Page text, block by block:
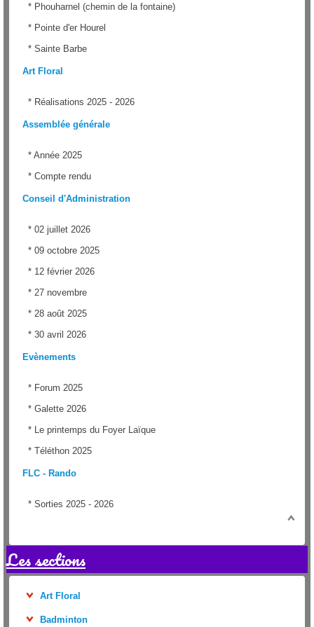
* Phouharnel (chemin de la fontaine)
* Pointe d'er Hourel
* Sainte Barbe
Art Floral
* Réalisations 2025 - 2026
Assemblée générale
* Année 2025
* Compte rendu
Conseil d'Administration
* 02 juillet 2026
* 09 octobre 2025
* 12 février 2026
* 27 novembre
* 28 août 2025
* 30 avril 2026
Evènements
* Forum 2025
* Galette 2026
* Le printemps du Foyer Laïque
* Téléthon 2025
FLC - Rando
* Sorties 2025 - 2026
Les sections
Art Floral
Badminton